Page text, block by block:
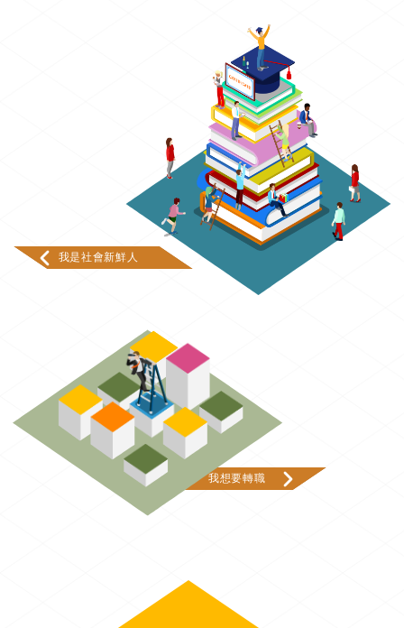
我是社會新鮮人
我想要轉職